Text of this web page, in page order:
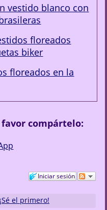
vestido blanco con
floreados
biker
floreados en la
compártelo:
Iniciar sesión
¡Sé el primero!